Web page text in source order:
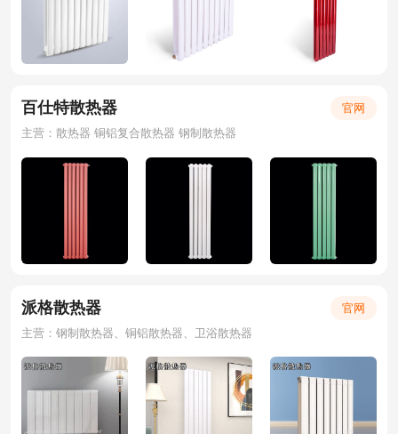
百仕特散热器
官网
主营：散热器 铜铝复合散热器 钢制散热器
派格散热器
官网
主营：钢制散热器、铜铝散热器、卫浴散热器